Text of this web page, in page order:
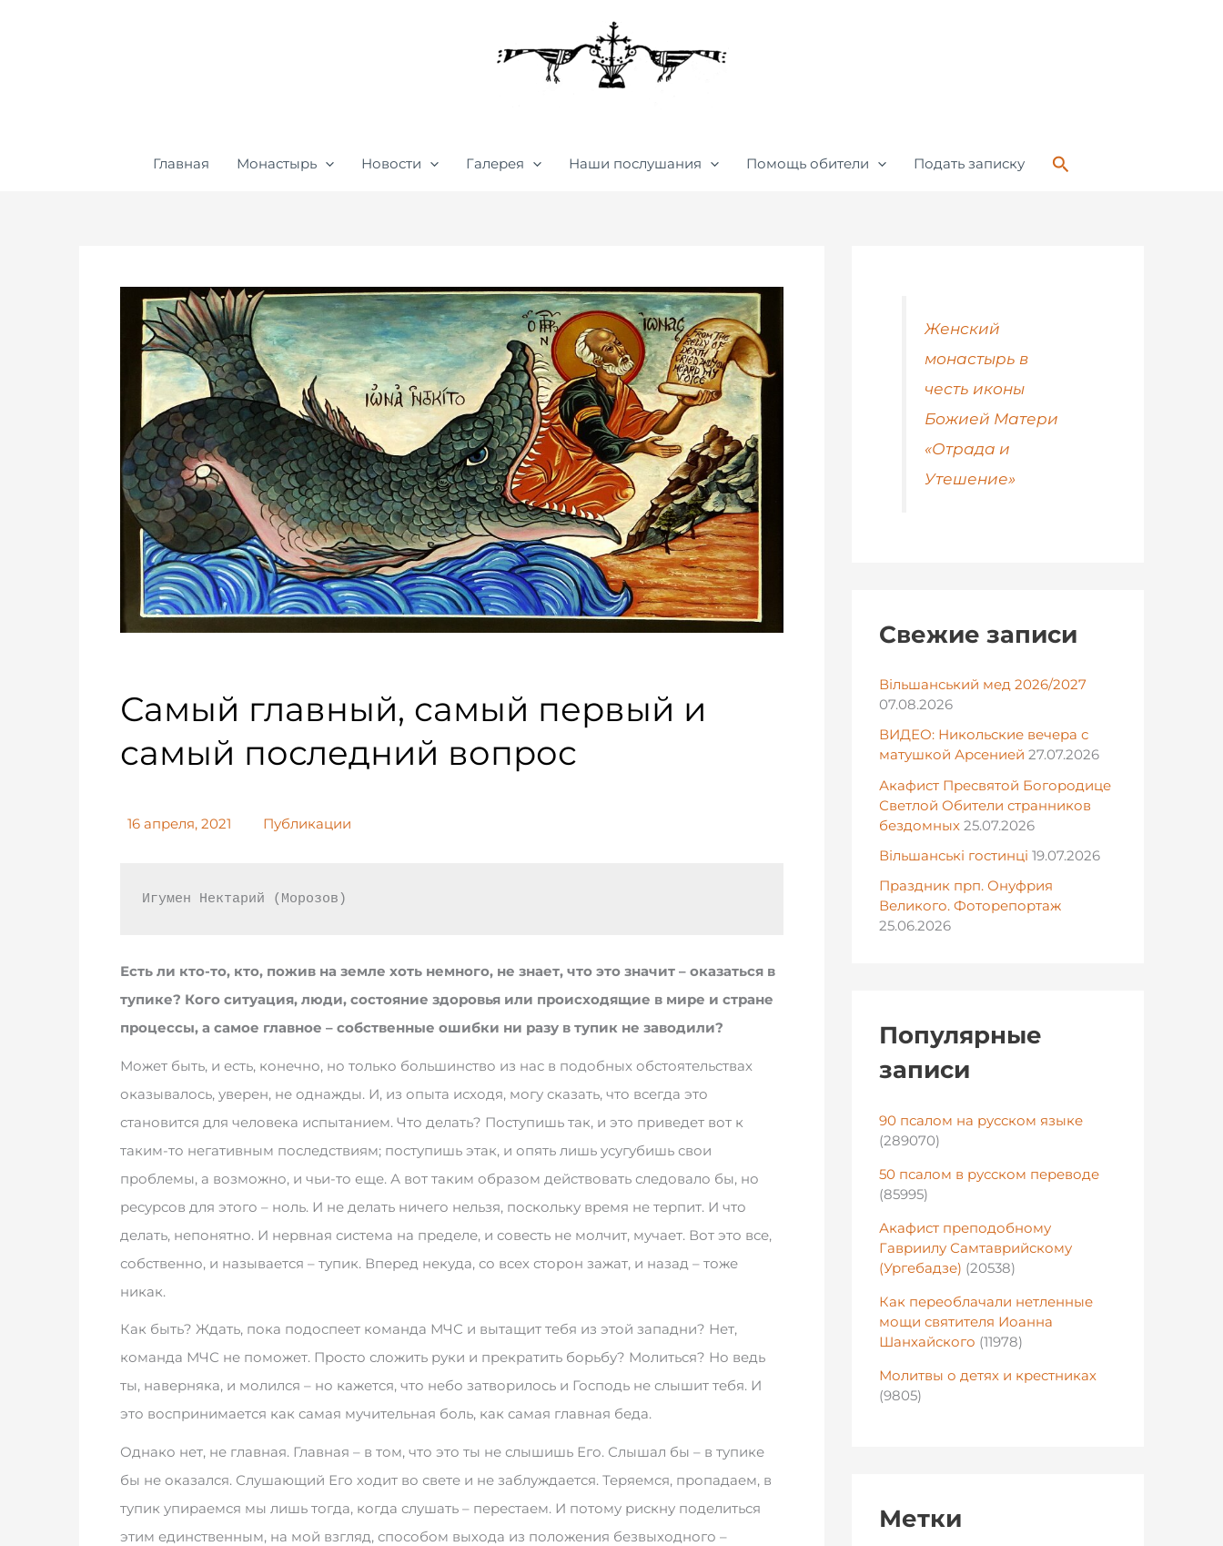
Главная Монастырь Новости Галерея Наши послушания Помощь обители Подать записку Поиск
Самый главный, самый первый и
самый последний вопрос
16 апреля, 2021 Публикации
Игумен Нектарий (Морозов)
Есть ли кто-то, кто, пожив на земле хоть немного, не знает, что это значит – оказаться в
тупике? Кого ситуация, люди, состояние здоровья или происходящие в мире и стране
процессы, а самое главное – собственные ошибки ни разу в тупик не заводили?
Может быть, и есть, конечно, но только большинство из нас в подобных обстоятельствах
оказывалось, уверен, не однажды. И, из опыта исходя, могу сказать, что всегда это
становится для человека испытанием. Что делать? Поступишь так, и это приведет вот к
таким-то негативным последствиям; поступишь этак, и опять лишь усугубишь свои
проблемы, а возможно, и чьи-то еще. А вот таким образом действовать следовало бы, но
ресурсов для этого – ноль. И не делать ничего нельзя, поскольку время не терпит. И что
делать, непонятно. И нервная система на пределе, и совесть не молчит, мучает. Вот это все,
собственно, и называется – тупик. Вперед некуда, со всех сторон зажат, и назад – тоже
никак.
Как быть? Ждать, пока подоспеет команда МЧС и вытащит тебя из этой западни? Нет,
команда МЧС не поможет. Просто сложить руки и прекратить борьбу? Молиться? Но ведь
ты, наверняка, и молился – но кажется, что небо затворилось и Господь не слышит тебя. И
это воспринимается как самая мучительная боль, как самая главная беда.
Однако нет, не главная. Главная – в том, что это ты не слышишь Его. Слышал бы – в тупике
бы не оказался. Слушающий Его ходит во свете и не заблуждается. Теряемся, пропадаем, в
тупик упираемся мы лишь тогда, когда слушать – перестаем. И потому рискну поделиться
этим единственным, на мой взгляд, способом выхода из положения безвыходного –
Женский
монастырь в
честь иконы
Божией Матери
«Отрада и
Утешение»
Свежие записи
Вільшанський мед 2026/2027
07.08.2026
ВИДЕО: Никольские вечера с
матушкой Арсенией 27.07.2026
Акафист Пресвятой Богородице
Светлой Обители странников
бездомных 25.07.2026
Вільшанські гостинці 19.07.2026
Праздник прп. Онуфрия
Великого. Фоторепортаж
25.06.2026
Популярные
записи
90 псалом на русском языке
(289070)
50 псалом в русском переводе
(85995)
Акафист преподобному
Гавриилу Самтаврийскому
(Ургебадзе) (20538)
Как переоблачали нетленные
мощи святителя Иоанна
Шанхайского (11978)
Молитвы о детях и крестниках
(9805)
Метки